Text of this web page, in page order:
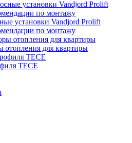
установки Vandjord Prolift
по монтажу
отопления для квартиры
TECE